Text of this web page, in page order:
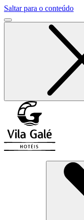
Saltar para o conteúdo